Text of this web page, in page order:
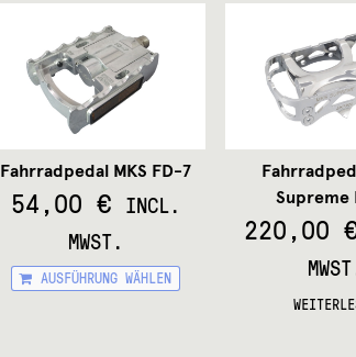
Fahrradpedal MKS FD-7
54,00 € INCL.
MWST.
AUSFÜHRUNG WÄHLEN
Supreme
220,00